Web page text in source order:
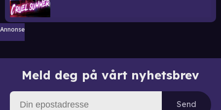
Annonse
Meld deg på vårt nyhetsbrev
Send